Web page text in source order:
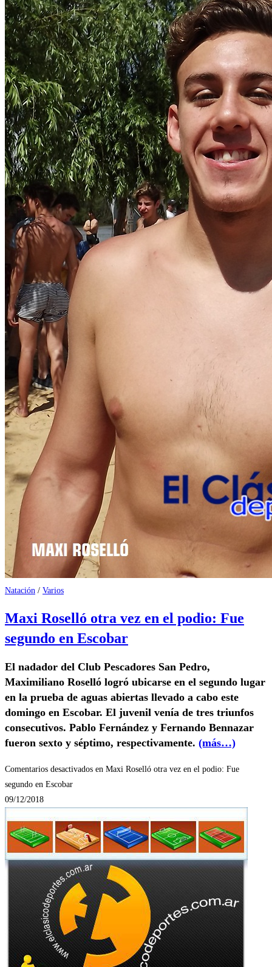
Natación / Varios
Maxi Roselló otra vez en el podio: Fue
segundo en Escobar
El nadador del Club Pescadores San Pedro,
Maximiliano Roselló logró ubicarse en el segundo lugar
en la prueba de aguas abiertas llevado a cabo este
domingo en Escobar. El juvenil venía de tres triunfos
consecutivos. Pablo Fernández y Fernando Bennazar
fueron sexto y séptimo, respectivamente. (más…)
Comentarios desactivados en Maxi Roselló otra vez en el podio: Fue
segundo en Escobar
09/12/2018